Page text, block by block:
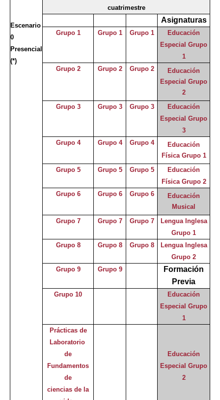
Escenario
0
Presencial
(*)
cuatrimestre
Asignaturas
Grupo 1 Grupo 1 Grupo 1
Educación
Especial Grupo
1
Grupo 2
Grupo 2 Grupo 2
Educación
Especial Grupo
2
Grupo 3
Grupo 3 Grupo 3
Educación
Especial Grupo
3
Grupo 4
Grupo 4 Grupo 4
Educación
Física Grupo 1
Grupo 5
Grupo 5 Grupo 5
Educación
Física Grupo 2
Grupo 6
Grupo 6 Grupo 6
Educación
Musical
Grupo 7
Grupo 7 Grupo 7
Lengua Inglesa
Grupo 1
Grupo 8
Grupo 8 Grupo 8
Lengua Inglesa
Grupo 2
Grupo 9
Grupo 9
Formación
Previa
Grupo 10
Educación
Especial Grupo
1
Prácticas de
Laboratorio
de
Fundamentos
de
ciencias de la
Educación
Especial Grupo
2